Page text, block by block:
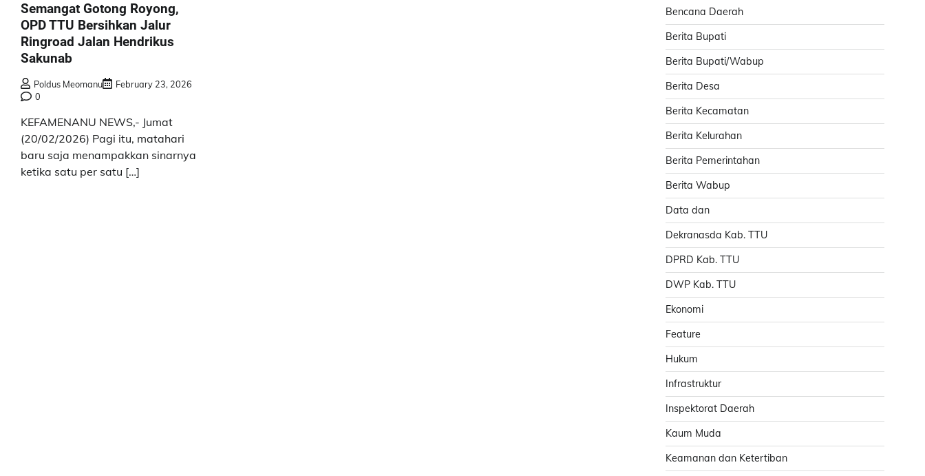
Semangat Gotong Royong,
OPD TTU Bersihkan Jalur
Ringroad Jalan Hendrikus
Sakunab
Poldus Meomanu
February 23, 2026
0
KEFAMENANU NEWS,- Jumat
(20/02/2026) Pagi itu, matahari
baru saja menampakkan sinarnya
ketika satu per satu […]
Bencana Daerah
Berita Bupati
Berita Bupati/Wabup
Berita Desa
Berita Kecamatan
Berita Kelurahan
Berita Pemerintahan
Berita Wabup
Data dan
Dekranasda Kab. TTU
DPRD Kab. TTU
DWP Kab. TTU
Ekonomi
Feature
Hukum
Infrastruktur
Inspektorat Daerah
Kaum Muda
Keamanan dan Ketertiban